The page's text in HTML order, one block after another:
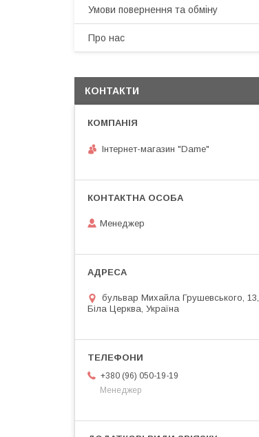
Умови повернення та обміну
Про нас
КОНТАКТИ
Інтернет-магазин "Dame"
Менеджер
бульвар Михайла Грушевського, 13,
Біла Церква, Україна
+380 (96) 050-19-19
Менеджер